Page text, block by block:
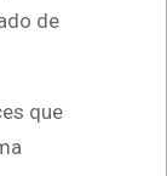
de
que